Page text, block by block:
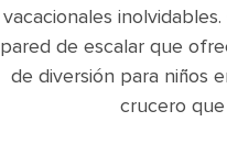
vacacionales
pared de escalar que
de diversión para niños
crucero